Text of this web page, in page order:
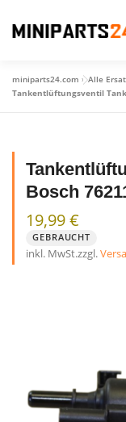
Inhalt
springen
LOGIN MAGIC
miniparts24.com »Alle
Tankentlüftungsventil
Bosch
19,99€
GEBRAUCHT
inkl. MwSt.zzgl.